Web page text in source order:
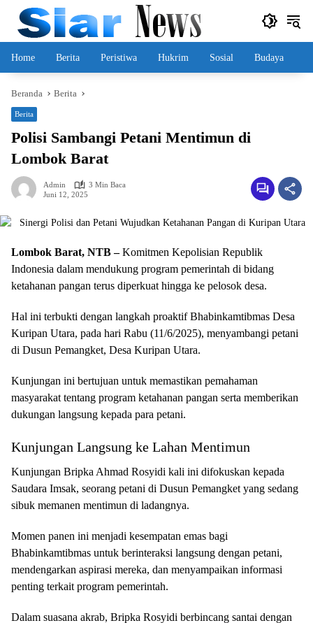
Langsung
konten
Home Berita Peristiwa Hukrim Sosial Budaya
Beranda Berita
Berita
Polisi Sambangi Petani Mentimun di
Lombok Barat
Admin
3 Min Baca
Juni 12, 2025
Lombok Barat, NTB –Komitmen Kepolisian Republik
Indonesia dalam mendukung program pemerintah di bidang
ketahanan pangan terus diperkuat hingga ke pelosok desa.
Hal ini terbukti dengan langkah proaktif Bhabinkamtibmas Desa
Kuripan Utara, pada hari Rabu (11/6/2025), menyambangi petani
di Dusun Pemangket, Desa Kuripan Utara.
Kunjungan ini bertujuan untuk memastikan pemahaman
masyarakat tentang program ketahanan pangan serta memberikan
dukungan langsung kepada para petani.
Kunjungan Langsung ke Lahan Mentimun
Kunjungan Bripka Ahmad Rosyidi kali ini difokuskan kepada
Saudara Imsak, seorang petani di Dusun Pemangket yang sedang
sibuk memanen mentimun di ladangnya.
Momen panen ini menjadi kesempatan emas bagi
Bhabinkamtibmas untuk berinteraksi langsung dengan petani,
mendengarkan aspirasi mereka, dan menyampaikan informasi
penting terkait program pemerintah.
Dalam suasana akrab, Bripka Rosyidi berbincang santai dengan